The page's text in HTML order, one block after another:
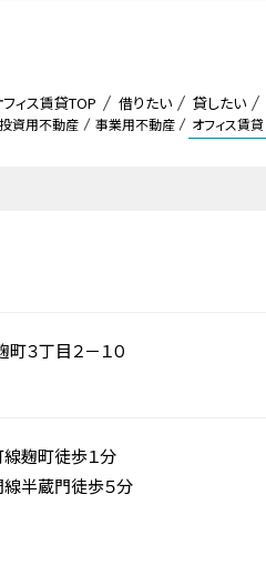
投資用不動産 事業用不動産 オフィス賃貸
フィス賃貸TOP 借りたい 貸したい
３丁目２－１０
麹町徒歩１分
半蔵門徒歩５分